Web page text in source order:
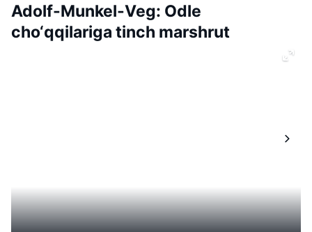
Adolf-Munkel-Veg: Odle
cho‘qqilariga tinch marshrut